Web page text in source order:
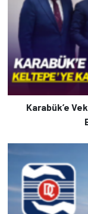
Karabük’e